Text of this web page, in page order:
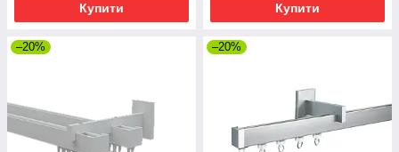
Купити Купити
–20% –20%